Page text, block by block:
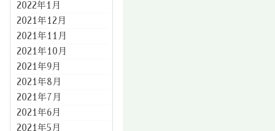
2022年1月
2021年12月
2021年11月
2021年10月
2021年9月
2021年8月
2021年7月
2021年6月
2021年5月